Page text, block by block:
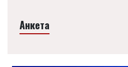
Анкета